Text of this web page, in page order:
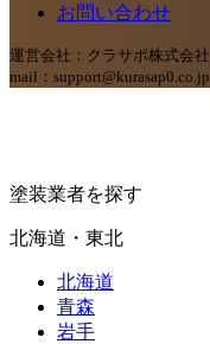
お問い合わせ
運営会社：クラサポ株式会社
mail：support@kurasap0.co.jp
塗装業者を探す
北海道・東北
北海道
青森
岩手